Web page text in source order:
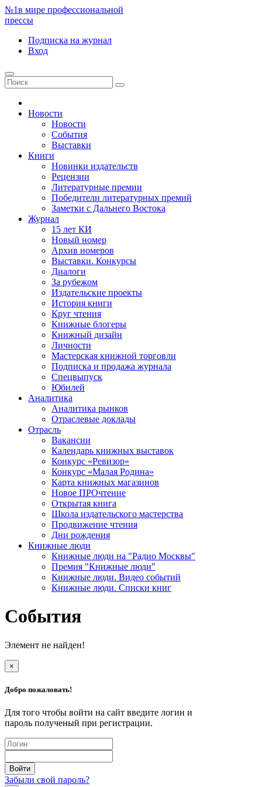
№1в мире профессиональной
прессы
Подписка на журнал
Вход
Новости
Новости
События
Выставки
Книги
Новинки издательств
Рецензии
Литературные премии
Победители литературных премий
Заметки с Дальнего Востока
Журнал
15 лет КИ
Новый номер
Архив номеров
Выставки. Конкурсы
Диалоги
За рубежом
Издательские проекты
История книги
Круг чтения
Книжные блогеры
Книжный дизайн
Личности
Мастерская книжной торговли
Подписка и продажа журнала
Спецвыпуск
Юбилей
Аналитика
Аналитика рынков
Отраслевые доклады
Отрасль
Вакансии
Календарь книжных выставок
Конкурс «Ревизор»
Конкурс «Малая Родина»
Карта книжных магазинов
Новое ПРОчтение
Открытая книга
Школа издательского мастерства
Продвижение чтения
Дни рождения
Книжные люди
Книжные люди на "Радио Москвы"
Премия "Книжные люди"
Книжные люди. Видео событий
Книжные люди. Списки книг
События
Элемент не найден!
×
Добро пожаловать!
Для того чтобы войти на сайт введите логин и
пароль полученый при регистрации.
Забыли свой пароль?